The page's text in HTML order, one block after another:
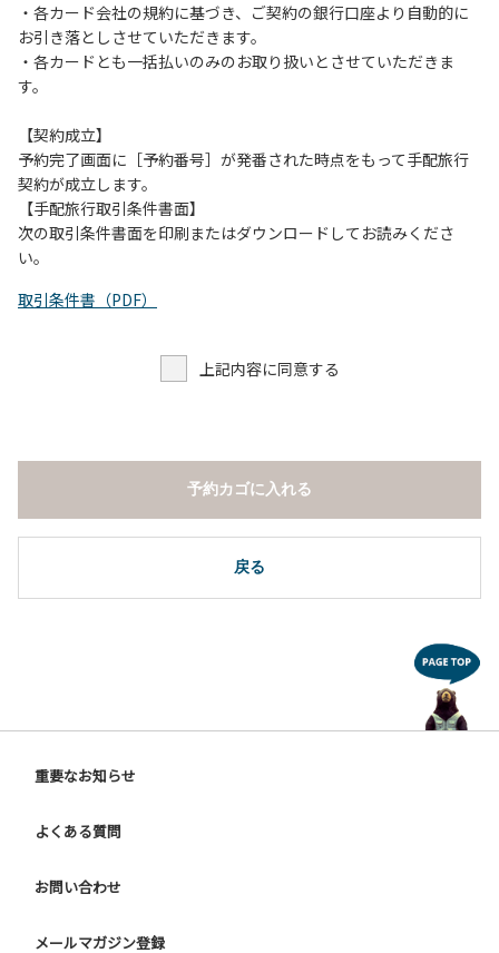
【お客様へお願い】
・パブリックスペースでは、食事中以外はマスクの着用をお
願いします。
・トイレは各客室のトイレをご利用ください。
※緊急時以外の食堂のトイレの使用は禁止とさせていただき
ます。
・各カード会社の規約に基づき、ご契約の銀行口座より自動的に
お引き落としさせていただきます。
・各カードとも一括払いのみのお取り扱いとさせていただきま
す。
【契約成立】
予約完了画面に［予約番号］が発番された時点をもって手配旅行
契約が成立します。
【手配旅行取引条件書面】
次の取引条件書面を印刷またはダウンロードしてお読みくださ
い。
取引条件書（PDF）
上記内容に同意する
戻る
予約カゴに入れる
重要なお知らせ
よくある質問
お問い合わせ
メールマガジン登録